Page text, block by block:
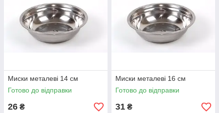
Миски металеві 14 см
Готово до відправки
26 ₴
Миски металеві 16 см
Готово до відправки
31 ₴